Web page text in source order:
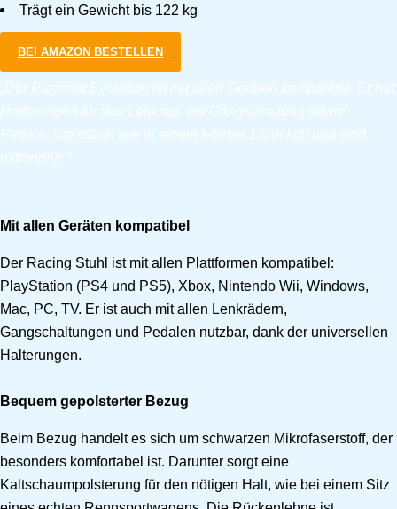
Trägt ein Gewicht bis 122 kg
BEI AMAZON BESTELLEN
„Der Playseat Evolution ist mit allen Geräten kompatibel. Er hat
Halterungen für das Lenkrad, die Gangschaltung sowie
Pedale. Sie sitzen wie in einem Formel 1 Cockpit und sind
mittendrin.“
Mit allen Geräten kompatibel
Der Racing Stuhl ist mit allen Plattformen kompatibel:
PlayStation (PS4 und PS5), Xbox, Nintendo Wii, Windows,
Mac, PC, TV. Er ist auch mit allen Lenkrädern,
Gangschaltungen und Pedalen nutzbar, dank der universellen
Halterungen.
Bequem gepolsterter Bezug
Beim Bezug handelt es sich um schwarzen Mikrofaserstoff, der
besonders komfortabel ist. Darunter sorgt eine
Kaltschaumpolsterung für den nötigen Halt, wie bei einem Sitz